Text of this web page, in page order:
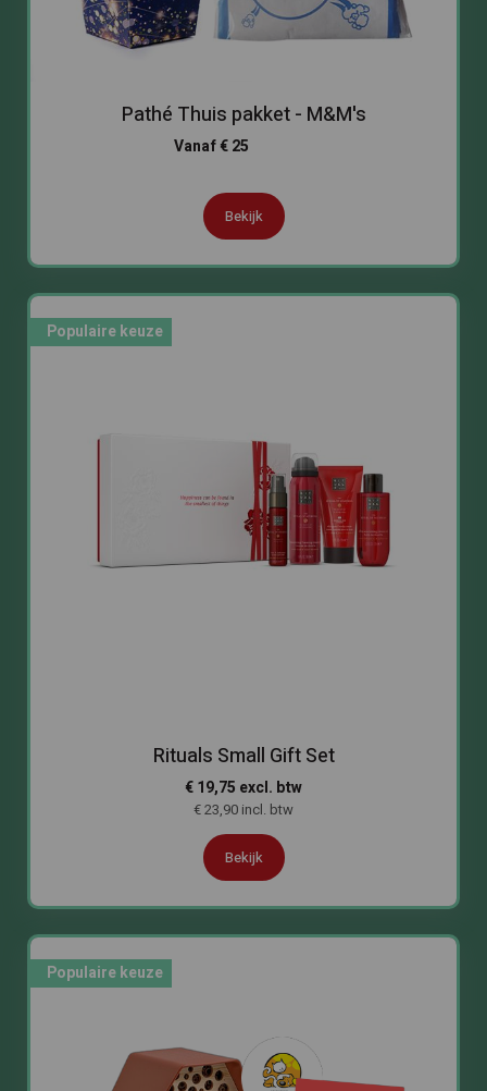
Pathé Thuis pakket - M&M's
Bekijk
Rituals Small Gift Set
€ 19,75 excl. btw
€ 23,90 incl. btw
Bekijk